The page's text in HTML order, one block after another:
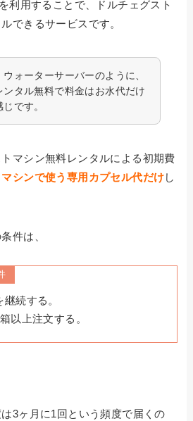
利用することで、ドルチェグスト
できるサービスです。
ウォーターサーバーのように、
ンタル無料で料金はお水代だけ
です。
マシン無料レンタルによる初期費
マシンで使う専用カプセル代だけし
件は、
続する。
以上注文する。
3ヶ月に1回という頻度で届くの